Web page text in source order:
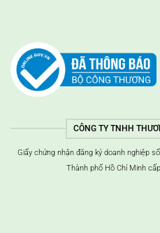
CÔNG TY TNHH
Giấy chứng nhận đăng ký doanh nghiệp
Thành phố Hồ Chí Minh